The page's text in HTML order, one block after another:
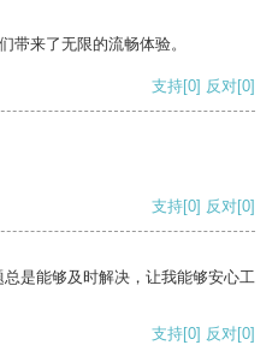
带来了无限的流畅体验。
支持[0] 反对[0]
支持[0] 反对[0]
是能够及时解决，让我能够安心工
支持[0] 反对[0]